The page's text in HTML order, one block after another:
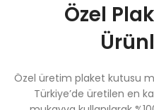
Özel
Özel üretim plaket kutusu
Türkiye’de üretilen en